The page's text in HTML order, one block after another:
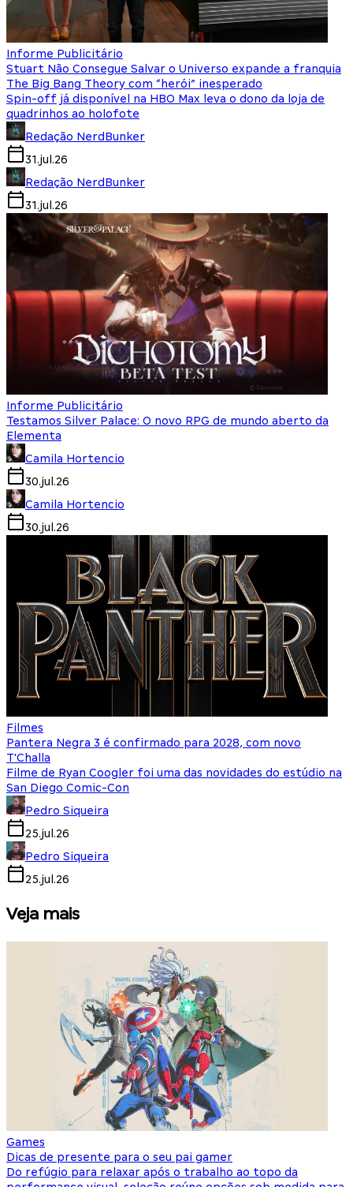
Informe Publicitário
Stuart Não Consegue Salvar o Universo expande a franquia
The Big Bang Theory com “herói” inesperado
Spin-off já disponível na HBO Max leva o dono da loja de
quadrinhos ao holofote
Redação NerdBunker
31.jul.26
Redação NerdBunker
31.jul.26
Informe Publicitário
Testamos Silver Palace: O novo RPG de mundo aberto da
Elementa
Camila Hortencio
30.jul.26
Camila Hortencio
30.jul.26
Filmes
Pantera Negra 3 é confirmado para 2028, com novo
T'Challa
Filme de Ryan Coogler foi uma das novidades do estúdio na
San Diego Comic-Con
Pedro Siqueira
25.jul.26
Pedro Siqueira
25.jul.26
Veja mais
Games
Dicas de presente para o seu pai gamer
Do refúgio para relaxar após o trabalho ao topo da